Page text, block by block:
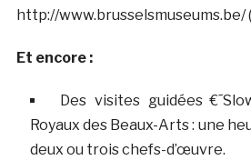
http://www.brusselsmuseums.be/
Et encore :
Des visites guidées
Royaux des Beaux-Arts : une
deux ou trois chefs-d’œuvre.